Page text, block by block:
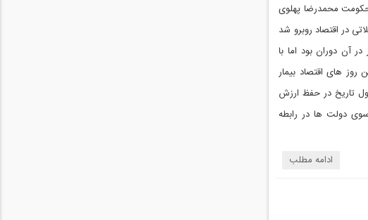
در آخرین سال های حکومت محمدرضا پهلوی
برنامگی در برنامه پنجم عمرانی، کشور از نیمه دهه 50 با مشکلاتی در اقتصاد روبرو شد
آن دوران بود اما با
های اقتصاد بیمار
تاریخ در حفظ ارزش
دولت ها در رابطه
ادامه مطلب